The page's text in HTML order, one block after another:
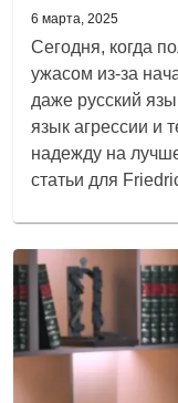
6 марта, 2025
Сегодня, когда
ужасом из-за
даже русский
язык агрессии и
надежду на
статьи для